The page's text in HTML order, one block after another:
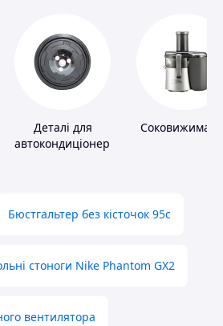
Деталі для
автокондиціонерів
Бюстгальтер без кісточок 95с
стоноги Nike Phantom GX2
вентилятора